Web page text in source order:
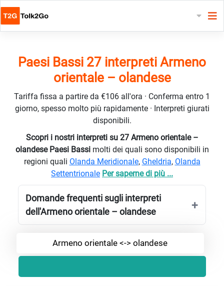
Paesi Bassi 27 interpreti Armeno
orientale – olandese
Tariffa fissa a partire da €106 all'ora · Conferma entro 1
giorno, spesso molto più rapidamente · Interpreti giurati
disponibili.
Scopri i nostri interpreti su 27 Armeno orientale –
olandese Paesi Bassi molti dei quali sono disponibili in
regioni quali Olanda Meridionale, Gheldria, Olanda
Settentrionale Per saperne di più ...
Domande frequenti sugli interpreti
dell'Armeno orientale – olandese
Armeno orientale <-> olandese